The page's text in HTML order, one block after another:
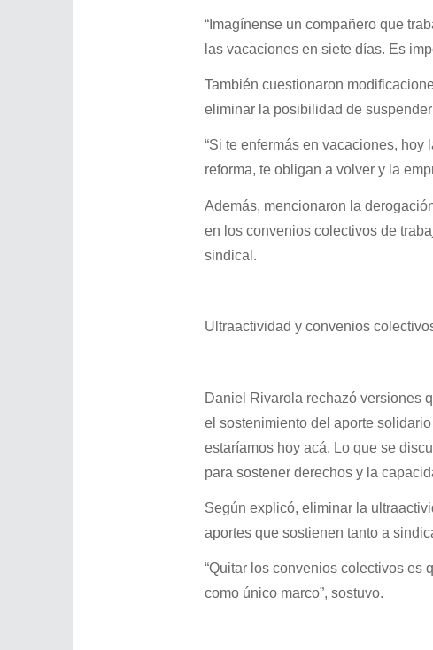
“Imagínense un compañero que
las vacaciones en siete días. Es
También cuestionaron
eliminar la posibilidad de
“Si te enfermás en vacaciones,
reforma, te obligan a volver y la
Además, mencionaron la
en los convenios colectivos de
sindical.
Ultraactividad y convenios
Daniel Rivarola rechazó versiones
el sostenimiento del aporte
estaríamos hoy acá. Lo que se
para sostener derechos y la
Según explicó, eliminar la
aportes que sostienen tanto a
“Quitar los convenios colectivos es
como único marco”, sostuvo.